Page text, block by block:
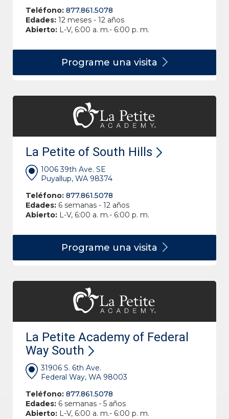
Teléfono: 877.861.5078
Edades: 12 meses - 12 años
Abierto: L-V, 6:00 a. m.- 6:00 p. m.
Programe una visita
La Petite of South Hills
1006 39th Ave. SE
Puyallup, WA 98374
Teléfono: 877.861.5078
Edades: 6 semanas - 12 años
Abierto: L-V, 6:00 a. m.- 6:00 p. m.
Programe una visita
La Petite Academy of Federal
Way South
31906 S. 6th Ave.
Federal Way, WA 98003
Teléfono: 877.861.5078
Edades: 6 semanas - 5 años
Abierto: L-V, 6:00 a. m.- 6:00 p. m.